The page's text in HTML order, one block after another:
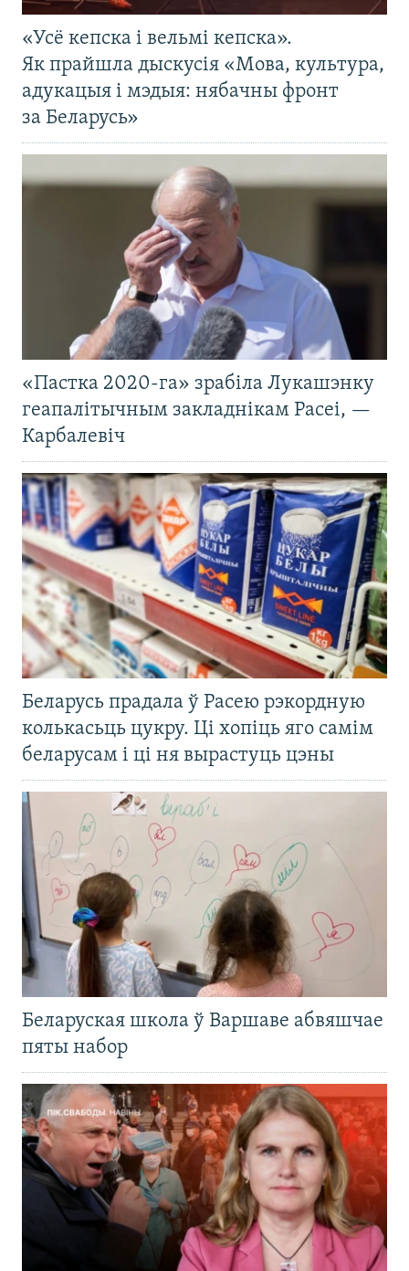
«Усё кепска і вельмі кепска».
Як прайшла дыскусія «Мова, культура,
адукацыя і мэдыя: нябачны фронт
за Беларусь»
«Пастка 2020-га» зрабіла Лукашэнку
геапалітычным закладнікам Расеі, —
Карбалевіч
Беларусь прадала ў Расею рэкордную
колькасьць цукру. Ці хопіць яго самім
беларусам і ці ня вырастуць цэны
Беларуская школа ў Варшаве абвяшчае
пяты набор